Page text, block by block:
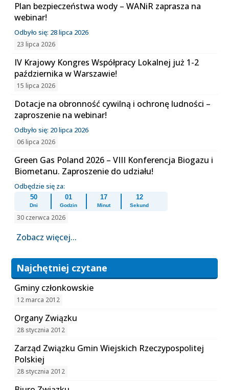
Plan bezpieczeństwa wody – WANiR zaprasza na
webinar!
Odbyło się: 28 lipca 2026
23 lipca 2026
IV Krajowy Kongres Współpracy Lokalnej już 1-2
października w Warszawie!
15 lipca 2026
Dotacje na obronność cywilną i ochronę ludności –
zaproszenie na webinar!
Odbyło się: 20 lipca 2026
06 lipca 2026
Green Gas Poland 2026 – VIII Konferencja Biogazu i
Biometanu. Zaproszenie do udziału!
Odbędzie się za:
50
Dni
01
Godzin
17
Minut
12
Sekund
30 czerwca 2026
Zobacz więcej...
Najchętniej czytane
Gminy członkowskie
12 marca 2012
Organy Związku
28 stycznia 2012
Zarząd Związku Gmin Wiejskich Rzeczypospolitej
Polskiej
28 stycznia 2012